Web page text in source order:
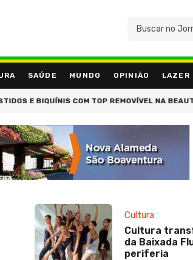
SAÚDE MUNDO OPINIÃO LAZER
TOP REMOVÍVEL NA BEAUTY ESTHETIC
Cultura
Cultura
da Baixada
periferia